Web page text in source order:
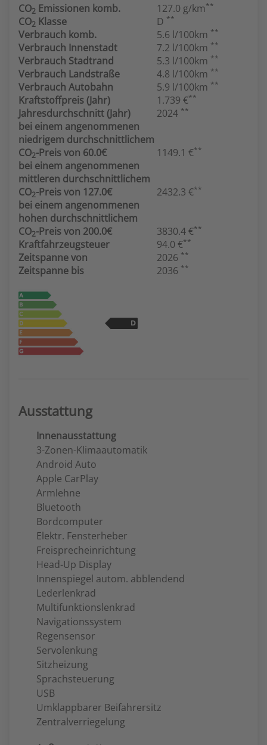
CO2 Emissionen komb. 127.0 g/km**
CO2 Klasse D **
Verbrauch komb. 5.6 l/100km **
Verbrauch Innenstadt 7.2 l/100km **
Verbrauch Stadtrand 5.3 l/100km **
Verbrauch Landstraße 4.8 l/100km **
Verbrauch Autobahn 5.9 l/100km **
Kraftstoffpreis (Jahr) 1.739 €**
Jahresdurchschnitt (Jahr) 2024 **
bei einem angenommenen
niedrigem durchschnittlichem
CO2-Preis von 60.0€ 1149.1 €**
bei einem angenommenen
mittleren durchschnittlichem
CO2-Preis von 127.0€ 2432.3 €**
bei einem angenommenen
hohen durchschnittlichem
CO2-Preis von 200.0€ 3830.4 €**
Kraftfahrzeugsteuer 94.0 €**
Zeitspanne von 2026 **
Zeitspanne bis 2036 **
Ausstattung
Innenausstattung
3-Zonen-Klimaautomatik
Android Auto
Apple CarPlay
Armlehne
Bluetooth
Bordcomputer
Elektr. Fensterheber
Freisprecheinrichtung
Head-Up Display
Innenspiegel autom. abblendend
Lederlenkrad
Multifunktionslenkrad
Navigationssystem
Regensensor
Servolenkung
Sitzheizung
Sprachsteuerung
USB
Umklappbarer Beifahrersitz
Zentralverriegelung